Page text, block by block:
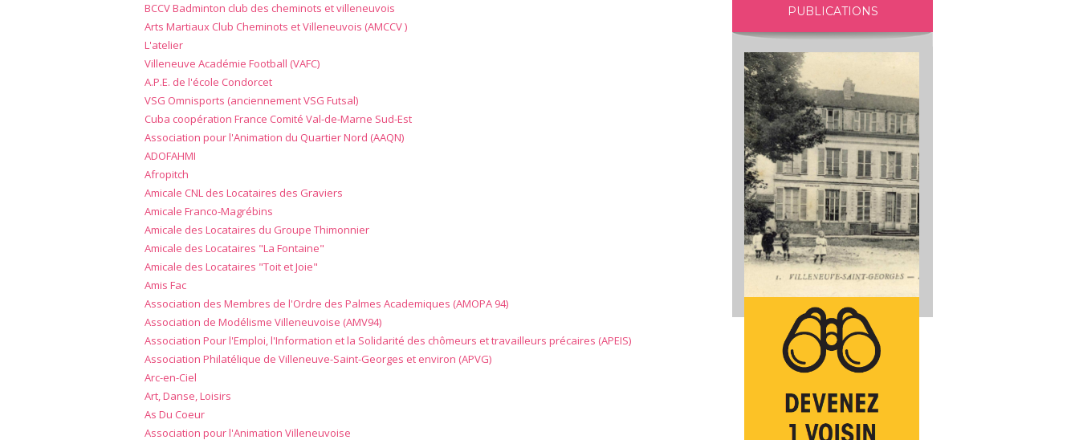
BCCV Badminton club des cheminots et villeneuvois
Arts Martiaux Club Cheminots et Villeneuvois (AMCCV )
L'atelier
Villeneuve Académie Football (VAFC)
A.P.E. de l'école Condorcet
VSG Omnisports (anciennement VSG Futsal)
Cuba coopération France Comité Val-de-Marne Sud-Est
Association pour l'Animation du Quartier Nord (AAQN)
ADOFAHMI
Afropitch
Amicale CNL des Locataires des Graviers
Amicale Franco-Magrébins
Amicale des Locataires du Groupe Thimonnier
Amicale des Locataires "La Fontaine"
Amicale des Locataires "Toit et Joie"
Amis Fac
Association des Membres de l'Ordre des Palmes Academiques (AMOPA 94)
Association de Modélisme Villeneuvoise (AMV94)
Association Pour l'Emploi, l'Information et la Solidarité des chômeurs et travailleurs précaires (APEIS)
Association Philatélique de Villeneuve-Saint-Georges et environ (APVG)
Arc-en-Ciel
Art, Danse, Loisirs
As Du Coeur
Association pour l'Animation Villeneuvoise
PUBLICATIONS